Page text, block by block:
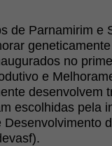
de Parnamirim e
no
e
desenvolvem
escolhidas pela